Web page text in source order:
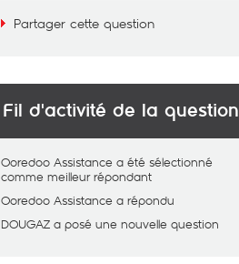
Partager cette question
Fil d'activité de la question
Ooredoo Assistance a été sélectionné
comme meilleur répondant
Ooredoo Assistance a répondu
DOUGAZ a posé une nouvelle question